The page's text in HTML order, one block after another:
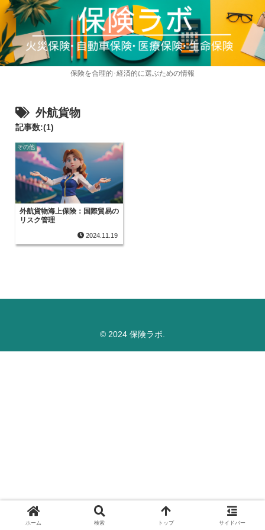
保険を合理的･経済的に選ぶための情報
外航貨物
記事数:(1)
その他
外航貨物海上保険：国際貿易の
リスク管理
2024.11.19
© 2024 保険ラボ.
ホーム 検索 トップ サイドバー